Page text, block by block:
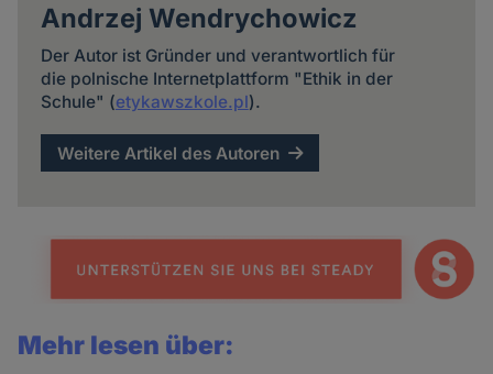
Andrzej Wendrychowicz
Der Autor ist Gründer und verantwortlich für
die polnische Internetplattform "Ethik in der
Schule" (etykawszkole.pl).
Weitere Artikel des Autoren
Mehr lesen über: